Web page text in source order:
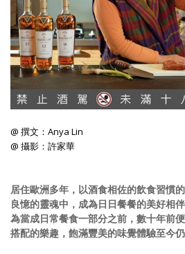
關於Yilan
個人著作
活動實況記錄
媒體報導一覽
訂閱電子報
@ 撰文：Anya Lin
@ 攝影：許家華
居住歐洲多年，以酒食相佐的飲食習慣
良憶的靈魂中，成為日日餐餐的美好相
為當成日常餐食一部分之前，數十年前
搭配的樂趣，飽滿豐美的味覺體驗至今